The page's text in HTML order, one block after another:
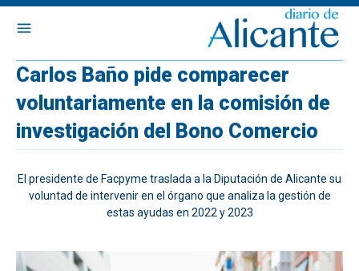
Carlos Baño pide comparecer
voluntariamente en la comisión de
investigación del Bono Comercio
El presidente de Facpyme traslada a la Diputación de Alicante su
voluntad de intervenir en el órgano que analiza la gestión de
estas ayudas en 2022 y 2023